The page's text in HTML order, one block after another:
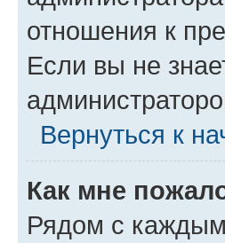
отношения к
Если вы не
Вернуться к
Как мне
Рядом с